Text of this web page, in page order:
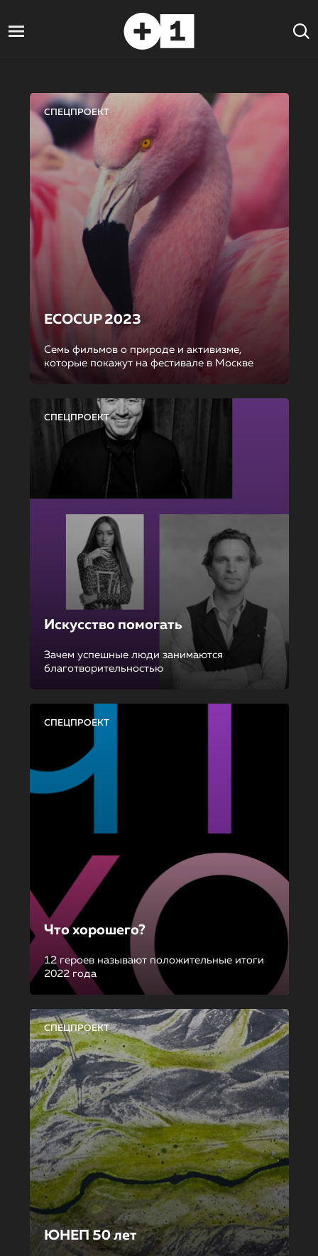
СПЕЦПРОЕКТ
ECOCUP 2023
Семь фильмов о природе и активизме,
которые покажут на фестивале в Москве
СПЕЦПРОЕКТ
Искусство помогать
Зачем успешные люди занимаются
благотворительностью
СПЕЦПРОЕКТ
Что хорошего?
12 героев называют положительные итоги
2022 года
СПЕЦПРОЕКТ
ЮНЕП 50 лет